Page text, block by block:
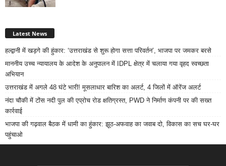
Latest News
हल्द्वानी में खड़गे की हुंकार: ‘उत्तराखंड से शुरू होगा सत्ता परिवर्तन’, भाजपा पर जमकर बरसे
माननीय उच्च न्यायालय के आदेश के अनुपालन में IDPL क्षेत्र में चलाया गया वृहद स्वच्छता
अभियान
उत्तराखंड में अगले 48 घंटे भारी! मूसलाधार बारिश का अलर्ट, 4 जिलों में ऑरेंज अलर्ट
नंदा चौकी में टोंस नदी पुल की एप्रोच रोड क्षतिग्रस्त, PWD ने निर्माण कंपनी पर की सख्त
कार्रवाई
भाजपा की गढ़वाल बैठक में धामी का हुंकार: झूठ-अफवाह का जवाब दो, विकास का सच घर-घर
पहुंचाओ